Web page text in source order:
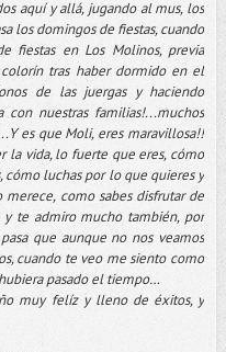
aquí y allá, jugando al mus, los
los domingos de fiestas, cuando
fiestas en Los Molinos, previa
tras haber dormido en el
de las juergas y haciendo
nuestras familias!...muchos
es que Moli, eres maravillosa!!
la vida, lo fuerte que eres, cómo
cómo luchas por lo que quieres y
como sabes disfrutar de
te admiro mucho también, por
que aunque no nos veamos
cuando te veo me siento como
pasado el tiempo…
muy felíz y lleno de éxitos, y